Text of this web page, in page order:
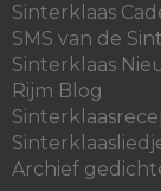
Sinterklaas
SMS van de Sint
Sinterklaas
Rijm Blog
Archief